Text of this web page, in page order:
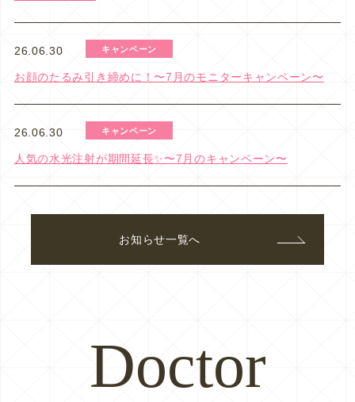
26.06.30 キャンペーン
お顔のたるみ引き締めに！〜7月のモニターキャンペーン〜
26.06.30 キャンペーン
人気の水光注射が期間延長✨〜7月のキャンペーン〜
お知らせ一覧へ
Doctor